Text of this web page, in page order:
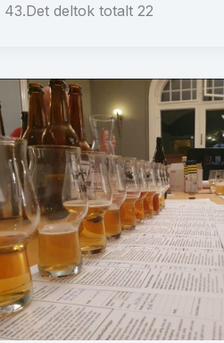
43.Det deltok totalt 22